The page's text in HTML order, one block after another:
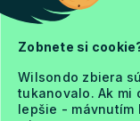
Zobnete si
Wilsondo zbiera
tukanovalo. Ak mi
lepšie - mávnutím